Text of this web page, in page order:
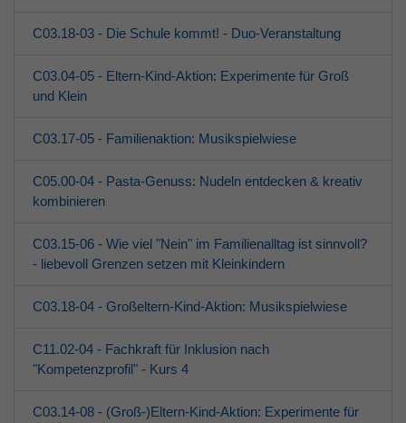
C03.18-03 - Die Schule kommt! - Duo-Veranstaltung
C03.04-05 - Eltern-Kind-Aktion: Experimente für Groß
und Klein
C03.17-05 - Familienaktion: Musikspielwiese
C05.00-04 - Pasta-Genuss: Nudeln entdecken & kreativ
kombinieren
C03.15-06 - Wie viel "Nein" im Familienalltag ist sinnvoll?
- liebevoll Grenzen setzen mit Kleinkindern
C03.18-04 - Großeltern-Kind-Aktion: Musikspielwiese
C11.02-04 - Fachkraft für Inklusion nach
"Kompetenzprofil" - Kurs 4
C03.14-08 - (Groß-)Eltern-Kind-Aktion: Experimente für